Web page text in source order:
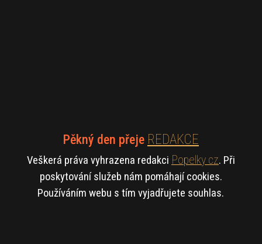
Pěkný den přeje REDAKCE
Veškerá práva vyhrazena redakci Popelky cz. Při
poskytování služeb nám pomáhají cookies.
Používáním webu s tím vyjadřujete souhlas.